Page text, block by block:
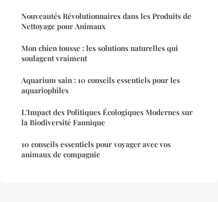
Nouveautés Révolutionnaires dans les Produits de
Nettoyage pour Animaux
Mon chien tousse : les solutions naturelles qui
soulagent vraiment
Aquarium sain : 10 conseils essentiels pour les
aquariophiles
L'Impact des Politiques Écologiques Modernes sur
la Biodiversité Faunique
10 conseils essentiels pour voyager avec vos
animaux de compagnie